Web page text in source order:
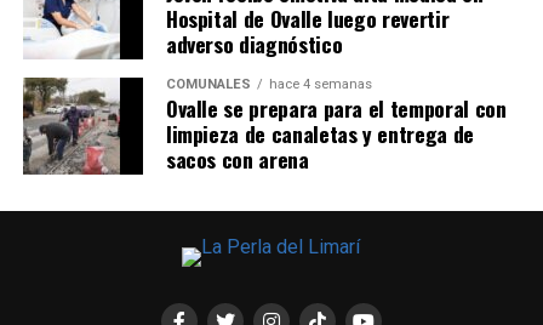
Hospital de Ovalle luego revertir
adverso diagnóstico
COMUNALES hace 4 semanas
Ovalle se prepara para el temporal con
limpieza de canaletas y entrega de
sacos con arena